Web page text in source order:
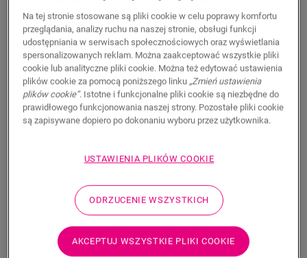
PLN/Opakowanie (opakowania)
Sugerowana cena brutto
WYSZUKAJ
Stair Covers. Match them with your flooring for a perfect
finish. Scratch and wear resistant, water-resistant, and easy
to clean, our Stair Covers are the ideal choice for busy
households. With easy installation, it's the most efficient way
to renovate your staircase.
Na tej stronie stosowane są pliki cookie w celu poprawy komfortu
przeglądania, analizy ruchu na naszej stronie, obsługi funkcji
udostępniania w serwisach społecznościowych oraz wyświetlania
spersonalizowanych reklam. Można zaakceptować wszystkie pliki
cookie lub analityczne pliki cookie. Można też edytować ustawienia
plików cookie za pomocą poniższego linku „Zmień ustawienia
plików cookie”. Istotne i funkcjonalne pliki cookie są niezbędne do
prawidłowego funkcjonowania naszej strony. Pozostałe pliki cookie
są zapisywane dopiero po dokonaniu wyboru przez użytkownika.
USTAWIENIA PLIKÓW COOKIE
ODRZUCENIE WSZYSTKICH
AKCEPTUJ WSZYSTKIE PLIKI COOKIE